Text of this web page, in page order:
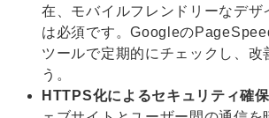
在、モバイルフレンドリーなデザ
は必須です。Googleの
ツールで定期的にチェックし、改
う。
HTTPS化によるセキュリティ確保